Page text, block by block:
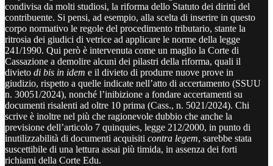
condivisa da molti studiosi, la riforma dello Statuto dei diritti del
contribuente. Si pensi, ad esempio, alla scelta di inserire in questo
corpo normativo le regole del procedimento tributario, stante la
ritrosia dei giudici di vetrice ad applicare le norme della legge
241/1990. Qui però è intervenuta come un maglio la Corte di
Cassazione a demolire alcuni dei pilastri della riforma, quali il
divieto di bis in idem e il divieto di produrre nuove prove in
giudizio, rispetto a quelle indicate nell’atto di accertamento (SSUU
n. 30051/2024), nonché l’inibizione a fondare accertamenti su
documenti risalenti ad oltre 10 prima (Cass., n. 5021/2024). Chi
scrive è inoltre nel più che ragionevole dubbio che anche la
previsione dell’articolo 7 quinquies, legge 212/2000, in punto di
inutilizzabilità di documenti acquisiti contra legem, sarebbe stata
suscettibile di una lettura assai più timida, in assenza dei forti
richiami della Corte Edu.